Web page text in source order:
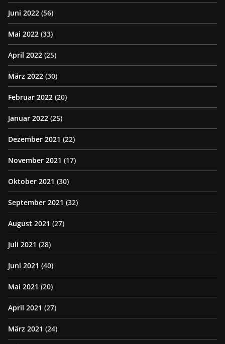
Juni 2022 (56)
Mai 2022 (33)
April 2022 (25)
März 2022 (30)
Februar 2022 (20)
Januar 2022 (25)
Dezember 2021 (22)
November 2021 (17)
Oktober 2021 (30)
September 2021 (32)
August 2021 (27)
Juli 2021 (28)
Juni 2021 (40)
Mai 2021 (20)
April 2021 (27)
März 2021 (24)